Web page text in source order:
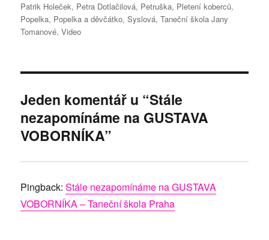
Patrik Holeček, Petra Dotlačilová, Petruška, Pletení koberců,
Popelka, Popelka a děvčátko,Syslová,Taneční škola Jany
Tomanové,Video
Jeden komentář u “Stále
nezapomínáme na GUSTAVA
VOBORNÍKA”
Pingback:Stále nezapomínáme na GUSTAVA
VOBORNÍKA – Taneční škola Praha